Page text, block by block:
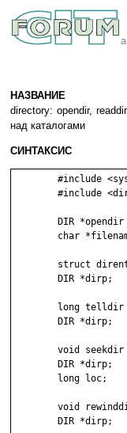
НАЗВАНИЕ
directory: opendir,
над каталогами
СИНТАКСИС